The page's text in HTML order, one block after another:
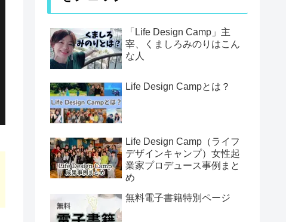
「Life Design Camp」主
宰、くましろみのりはこん
な人
Life Design Campとは？
Life Design Camp（ライフ
デザインキャンプ）女性起
業家プロデュース事例まと
め
無料電子書籍特別ページ